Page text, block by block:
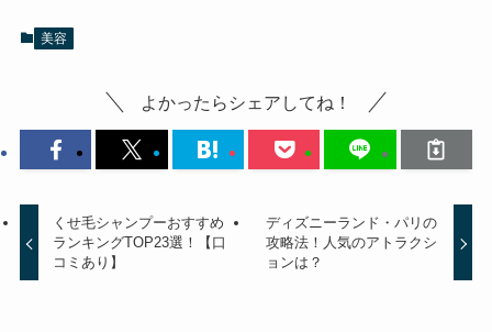
美容
よかったらシェアしてね！
くせ毛シャンプーおすすめ
ランキングTOP23選！【口
コミあり】
ディズニーランド・パリの
攻略法！人気のアトラクシ
ョンは？